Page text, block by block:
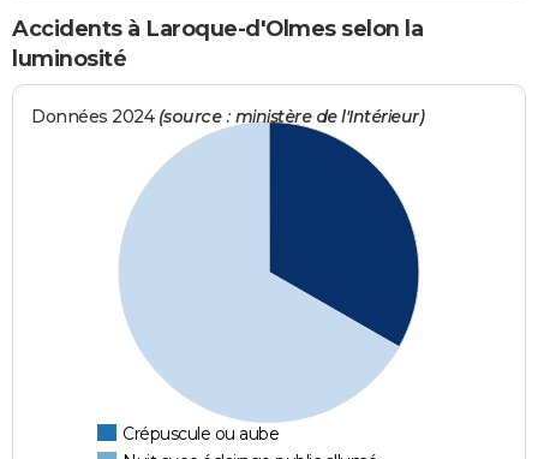
Accidents à Laroque-d'Olmes selon la
luminosité
Données 2024 (source : ministère de l'Intérieur)
Crépuscule ou aube